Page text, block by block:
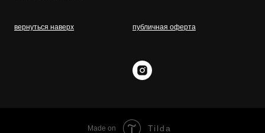
вернуться наверх публичная оферта
Made on Tilda